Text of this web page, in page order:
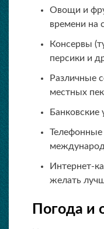
Овощи и
времени на
Консервы
персики и
Различные
местных
Банковские
Интернет-
желать
Погода и